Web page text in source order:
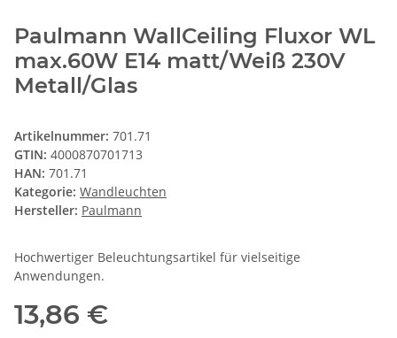
Paulmann WallCeiling Fluxor WL
max.60W E14 matt/Weiß 230V
Metall/Glas
Artikelnummer: 701.71
GTIN: 4000870701713
HAN: 701.71
Kategorie: Wandleuchten
Hersteller: Paulmann
Hochwertiger Beleuchtungsartikel für vielseitige
Anwendungen.
13,86 €